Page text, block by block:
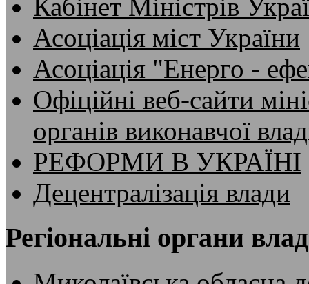
Кабінет Міністрів
Асоціація міст України
Асоціація "Енерго -
Офіційні веб-сайти
органів виконавчої
РЕФОРМИ В УКРАЇНІ
Децентралізація влади
Регіональні органи